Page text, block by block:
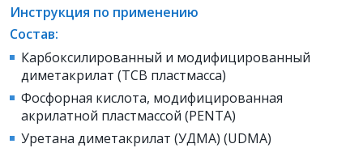
Инструкция по применению
Состав:
Карбоксилированный и модифицированный
диметакрилат (TCB пластмасса)
Фосфорная кислота, модифицированная
акрилатной пластмассой (PENTA)
Уретана диметакрилат (УДМА) (UDMA)